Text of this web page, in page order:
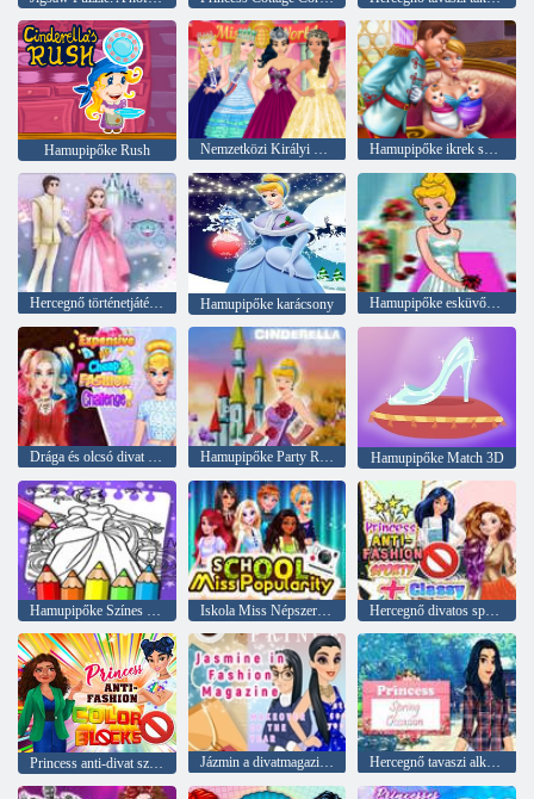
Hamupipőke Rush Nemzetközi Királyi Szépségverseny Hamupipőke ikrek születése
Hercegnő történetjátékok Hamupipőke karácsony Hamupipőke esküvői ruha
Hamupipőke Match 3D
Iskola Miss Népszerűség
Princess anti-divat színes blokkok Jázmin a divatmagazinban Hercegnő tavaszi alkalmak